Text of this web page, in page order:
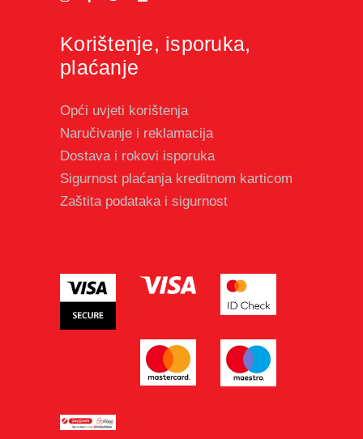
Korištenje, isporuka,
plaćanje
Opći uvjeti korištenja
Naručivanje i reklamacija
Dostava i rokovi isporuka
Sigurnost plaćanja kreditnom karticom
Zaštita podataka i sigurnost